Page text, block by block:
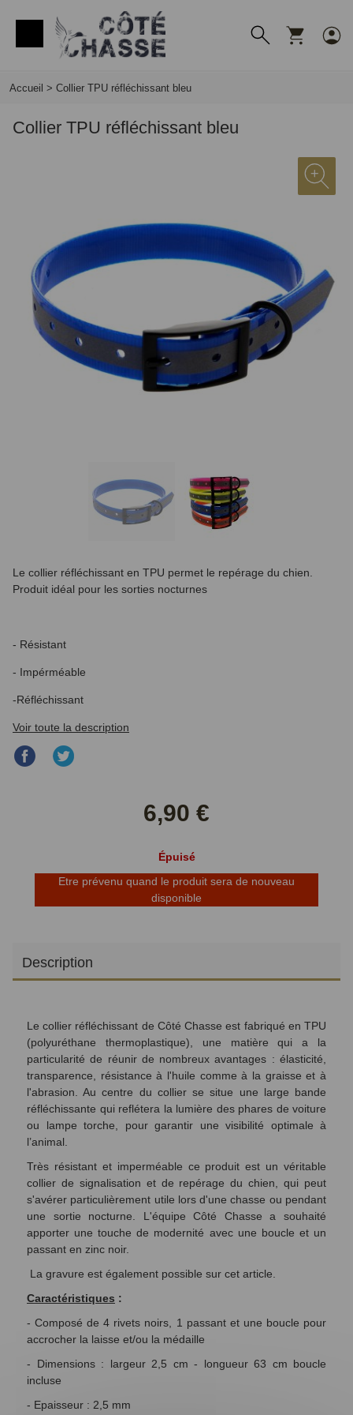
Accueil > Collier TPU réfléchissant bleu
Collier TPU réfléchissant bleu
Le collier réfléchissant en TPU permet le repérage du chien.
Produit idéal pour les sorties nocturnes
- Résistant
- Impérméable
-Réfléchissant
Voir toute la description
Partager
6,90 €
Épuisé
Etre prévenu quand le produit sera de nouveau
disponible
Description
Le collier réfléchissant de Côté Chasse est fabriqué en TPU
(polyuréthane thermoplastique), une matière qui a la
particularité de réunir de nombreux avantages : élasticité,
transparence, résistance à l'huile comme à la graisse et à
l'abrasion. Au centre du collier se situe une large bande
réfléchissante qui reflétera la lumière des phares de voiture
ou lampe torche, pour garantir une visibilité optimale à
l’animal.
Très résistant et imperméable ce produit est un véritable
collier de signalisation et de repérage du chien, qui peut
s'avérer particulièrement utile lors d'une chasse ou pendant
une sortie nocturne. L'équipe Côté Chasse a souhaité
apporter une touche de modernité avec une boucle et un
passant en zinc noir.
La gravure est également possible sur cet article.
Caractéristiques :
- Composé de 4 rivets noirs, 1 passant et une boucle pour
accrocher la laisse et/ou la médaille
- Dimensions : largeur 2,5 cm - longueur 63 cm boucle
incluse
- Epaisseur : 2,5 mm